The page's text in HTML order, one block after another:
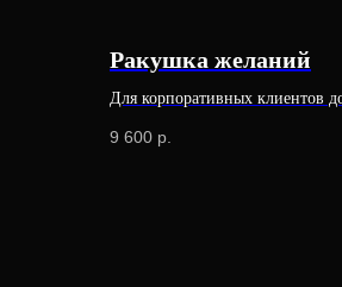
Ракушка желаний
Для корпоративных клиентов
9 600 р.